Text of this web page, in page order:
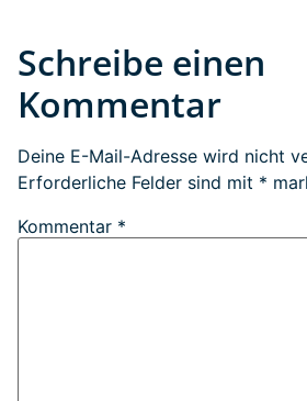
Schreibe einen
Kommentar
Deine E-Mail-Adresse wird nicht
Erforderliche Felder sind mit *
Kommentar *